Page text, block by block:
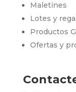
Maletines
Lotes y
Productos
Ofertas y